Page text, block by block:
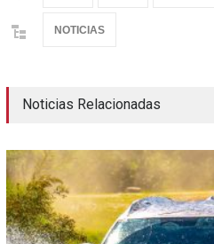
NOTICIAS
Noticias Relacionadas